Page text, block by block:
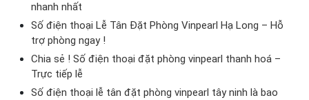
nhanh nhất
Số điện thoại Lễ Tân Đặt Phòng Vinpearl Hạ Long – Hỗ
trợ phòng ngay !
Chia sẻ ! Số điện thoại đặt phòng vinpearl thanh hoá –
Trực tiếp lễ
Số điện thoại lễ tân đặt phòng vinpearl tây ninh là bao